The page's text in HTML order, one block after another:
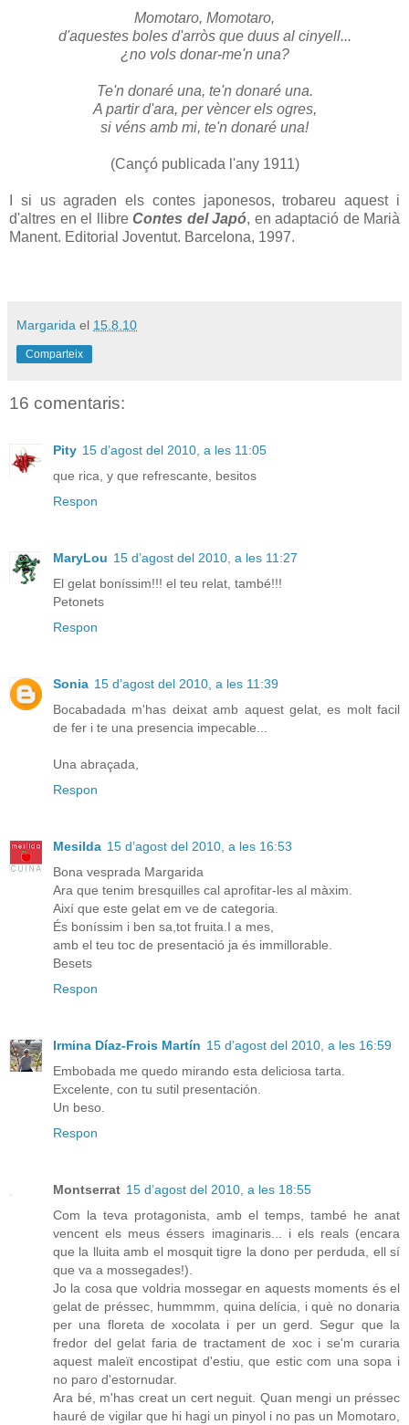
Momotaro, Momotaro,
d'aquestes boles d'arròs que duus al cinyell...
¿no vols donar-me'n una?
Te'n donaré una, te'n donaré una.
A partir d'ara, per vèncer els ogres,
si véns amb mi, te'n donaré una!
(Cançó publicada l'any 1911)
I si us agraden els contes japonesos, trobareu aquest i
d'altres en el llibre Contes del Japó, en adaptació de Marià
Manent. Editorial Joventut. Barcelona, 1997.
Margarida el 15.8.10
Comparteix
16 comentaris:
Pity 15 d’agost del 2010, a les 11:05
que rica, y que refrescante, besitos
Respon
MaryLou 15 d’agost del 2010, a les 11:27
El gelat boníssim!!! el teu relat, també!!!
Petonets
Respon
Sonia 15 d’agost del 2010, a les 11:39
Bocabadada m'has deixat amb aquest gelat, es molt facil
de fer i te una presencia impecable...
Una abraçada,
Respon
Mesilda 15 d’agost del 2010, a les 16:53
Bona vesprada Margarida
Ara que tenim bresquilles cal aprofitar-les al màxim.
Així que este gelat em ve de categoria.
És boníssim i ben sa,tot fruita.I a mes,
amb el teu toc de presentació ja és immillorable.
Besets
Respon
Irmina Díaz-Frois Martín 15 d’agost del 2010, a les 16:59
Embobada me quedo mirando esta deliciosa tarta.
Excelente, con tu sutil presentación.
Un beso.
Respon
Montserrat 15 d’agost del 2010, a les 18:55
Com la teva protagonista, amb el temps, també he anat
vencent els meus éssers imaginaris... i els reals (encara
que la lluita amb el mosquit tigre la dono per perduda, ell sí
que va a mossegades!).
Jo la cosa que voldria mossegar en aquests moments és el
gelat de préssec, hummmm, quina delícia, i què no donaria
per una floreta de xocolata i per un gerd. Segur que la
fredor del gelat faria de tractament de xoc i se'm curaria
aquest maleït encostipat d'estiu, que estic com una sopa i
no paro d'estornudar.
Ara bé, m'has creat un cert neguit. Quan mengi un préssec
hauré de vigilar que hi hagi un pinyol i no pas un Momotaro,